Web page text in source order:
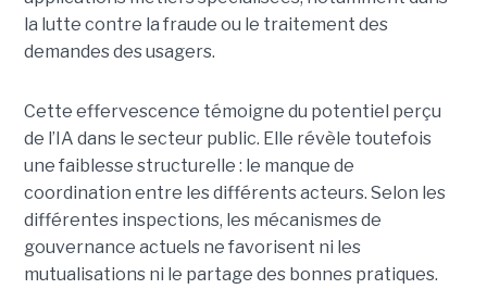
la lutte contre la fraude ou le traitement des
demandes des usagers.
Cette effervescence témoigne du potentiel perçu
de l’IA dans le secteur public. Elle révèle toutefois
une faiblesse structurelle : le manque de
coordination entre les différents acteurs. Selon les
différentes inspections, les mécanismes de
gouvernance actuels ne favorisent ni les
mutualisations ni le partage des bonnes pratiques.